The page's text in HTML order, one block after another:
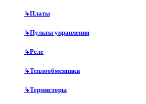
↳Платы
↳Пульты управления
↳Реле
↳Теплообменники
↳Термисторы